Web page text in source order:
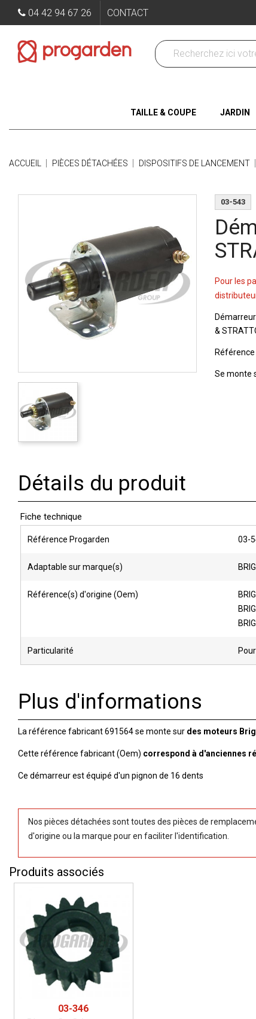
04 42 94 67 26 CONTACT
TAILLE & COUPE JARDIN
ACCUEIL PIÈCES DÉTACHÉES DISPOSITIFS DE LANCEMENT
03-543
Pour les
&
Se monte
Détails du produit
Fiche technique
Référence Progarden 03-
Adaptable sur marque(s)
Référence(s) d'origine (Oem)
Particularité
Plus d'informations
La référence fabricant 691564 se monte sur des moteurs
Cette référence fabricant (Oem) correspond à d'anciennes
Ce démarreur est équipé d'un pignon de 16 dents
Nos pièces détachées sont toutes des pièces de
d'origine ou la marque pour en faciliter l'identification.
Produits associés
03-346